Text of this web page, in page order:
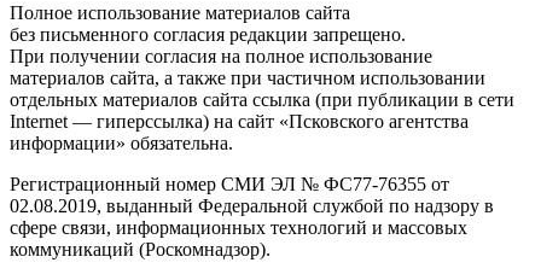
Полное использование материалов сайта
без письменного согласия редакции запрещено.
При получении согласия на полное использование
материалов сайта, а также при частичном использовании
отдельных материалов сайта ссылка (при публикации в сети
Internet — гиперссылка) на сайт «Псковского агентства
информации» обязательна.
Регистрационный номер СМИ ЭЛ № ФС77-76355 от
02.08.2019, выданный Федеральной службой по надзору в
сфере связи, информационных технологий и массовых
коммуникаций (Роскомнадзор).